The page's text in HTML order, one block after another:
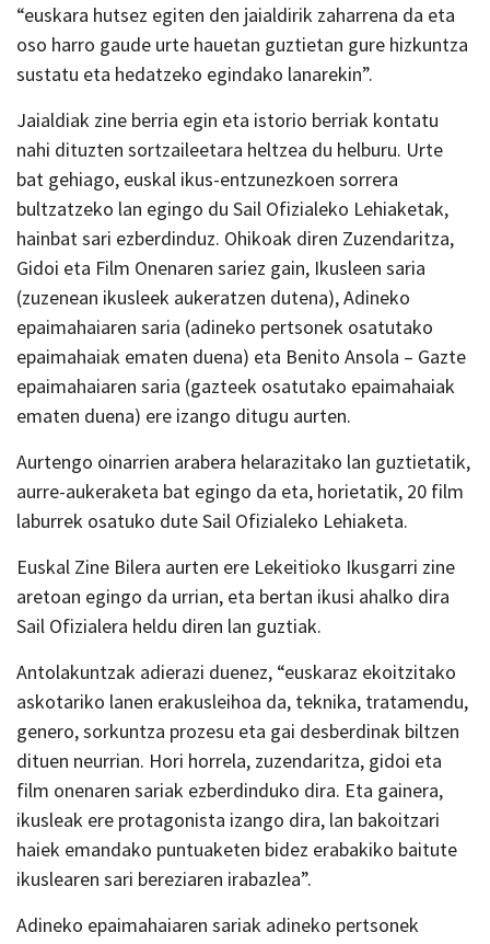
“euskara hutsez egiten den jaialdirik zaharrena da eta
oso harro gaude urte hauetan guztietan gure hizkuntza
sustatu eta hedatzeko egindako lanarekin”.
Jaialdiak zine berria egin eta istorio berriak kontatu
nahi dituzten sortzaileetara heltzea du helburu. Urte
bat gehiago, euskal ikus-entzunezkoen sorrera
bultzatzeko lan egingo du Sail Ofizialeko Lehiaketak,
hainbat sari ezberdinduz. Ohikoak diren Zuzendaritza,
Gidoi eta Film Onenaren sariez gain, Ikusleen saria
(zuzenean ikusleek aukeratzen dutena), Adineko
epaimahaiaren saria (adineko pertsonek osatutako
epaimahaiak ematen duena) eta Benito Ansola – Gazte
epaimahaiaren saria (gazteek osatutako epaimahaiak
ematen duena) ere izango ditugu aurten.
Aurtengo oinarrien arabera helarazitako lan guztietatik,
aurre-aukeraketa bat egingo da eta, horietatik, 20 film
laburrek osatuko dute Sail Ofizialeko Lehiaketa.
Euskal Zine Bilera aurten ere Lekeitioko Ikusgarri zine
aretoan egingo da urrian, eta bertan ikusi ahalko dira
Sail Ofizialera heldu diren lan guztiak.
Antolakuntzak adierazi duenez, “euskaraz ekoitzitako
askotariko lanen erakusleihoa da, teknika, tratamendu,
genero, sorkuntza prozesu eta gai desberdinak biltzen
dituen neurrian. Hori horrela, zuzendaritza, gidoi eta
film onenaren sariak ezberdinduko dira. Eta gainera,
ikusleak ere protagonista izango dira, lan bakoitzari
haiek emandako puntuaketen bidez erabakiko baitute
ikuslearen sari bereziaren irabazlea”.
Adineko epaimahaiaren sariak adineko pertsonek